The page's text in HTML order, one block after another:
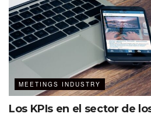
MEETINGS INDUSTRY
Los KPIs en el sector de